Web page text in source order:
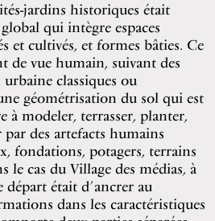
jardins historiques était
qui intègre espaces
et cultivés, et formes bâties. Ce
de vue humain, suivant des
classiques ou
géométrisation du sol qui est
à modeler, terrasser, planter,
des artefacts humains
fondations, potagers, terrains
le cas du Village des médias, à
départ était d’ancrer au
dans les caractéristiques